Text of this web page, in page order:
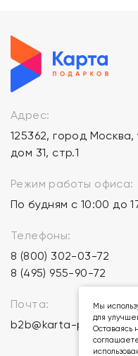
Адрес:
125362, город
дом 31, стр.1
Режим работы офиса:
По будням с 10:00 до
Телефоны:
8 (800) 302-03-72
8 (495) 955-90-72
Почта:
b2b@karta-
Мы
для
Оставаясь